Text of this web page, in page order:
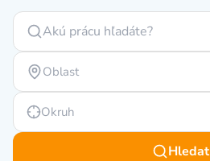
Oblast
Okruh
Hledat